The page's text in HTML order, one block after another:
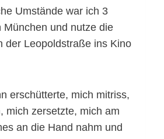
Umstände war ich 3
München und nutze die
der Leopoldstraße ins Kino
erschütterte, mich mitriss,
mich zersetzte, mich am
an die Hand nahm und